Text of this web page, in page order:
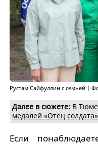
Рустам Сайфуллин с семьей |
Далее в сюжете: В
медалей «Отец солдата»
Если